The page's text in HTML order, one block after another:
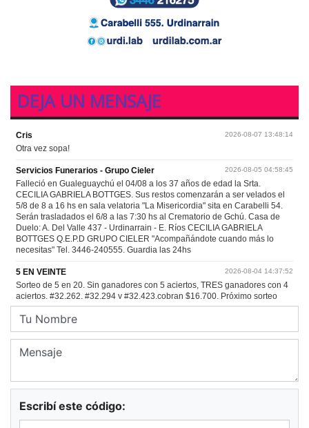
DEJA UN MENSAJE
Escribí este código: